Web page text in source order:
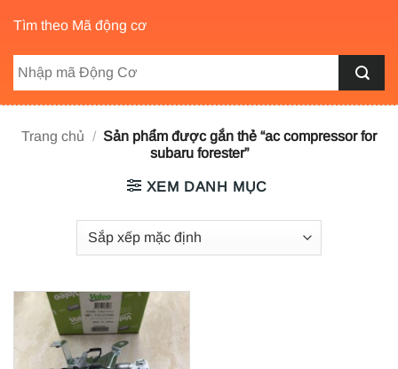
Tìm theo Mã động cơ
Trang chủ / Sản phẩm được gắn thẻ “ac compressor for
subaru forester”
XEM DANH MỤC